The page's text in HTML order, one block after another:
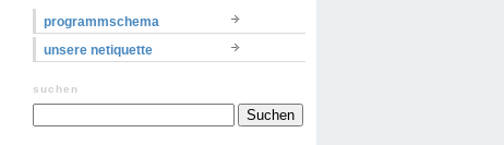
programmschema
unsere netiquette
suchen